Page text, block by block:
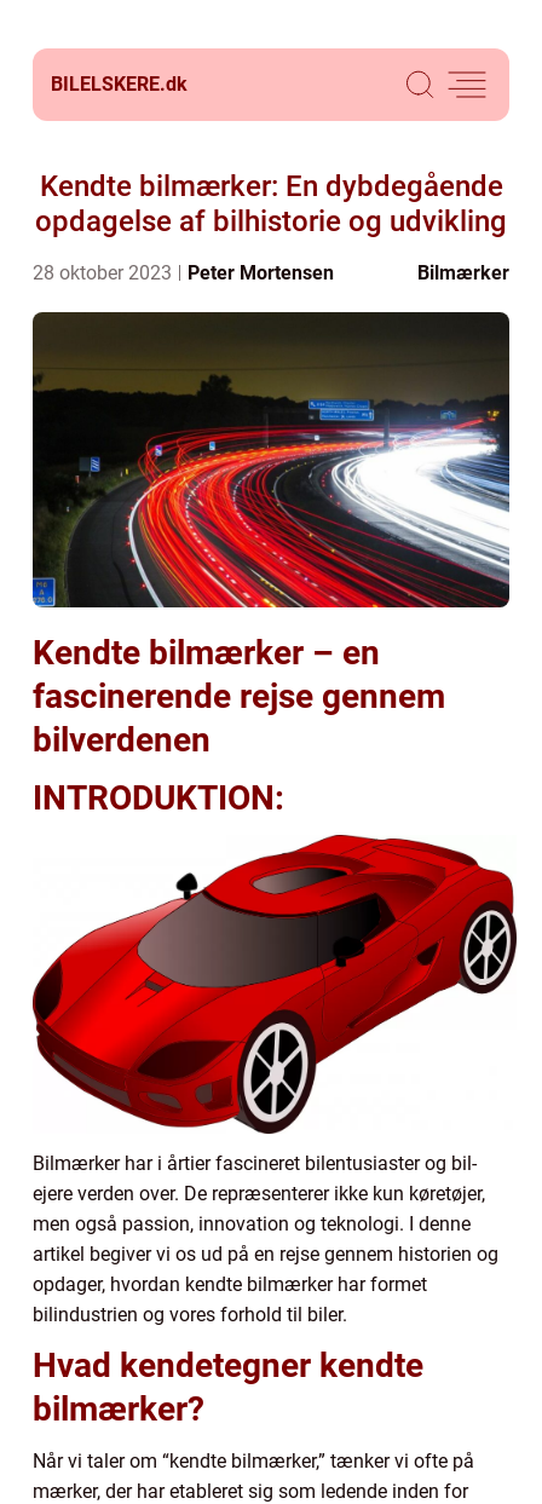
BILELSKERE.dk
Kendte bilmærker: En dybdegående
opdagelse af bilhistorie og udvikling
28 oktober 2023 Peter Mortensen Bilmærker
Kendte bilmærker – en
fascinerende rejse gennem
bilverdenen
INTRODUKTION:
Bilmærker har i årtier fascineret bilentusiaster og bil-
ejere verden over. De repræsenterer ikke kun køretøjer,
men også passion, innovation og teknologi. I denne
artikel begiver vi os ud på en rejse gennem historien og
opdager, hvordan kendte bilmærker har formet
bilindustrien og vores forhold til biler.
Hvad kendetegner kendte
bilmærker?
Når vi taler om “kendte bilmærker,” tænker vi ofte på
mærker, der har etableret sig som ledende inden for